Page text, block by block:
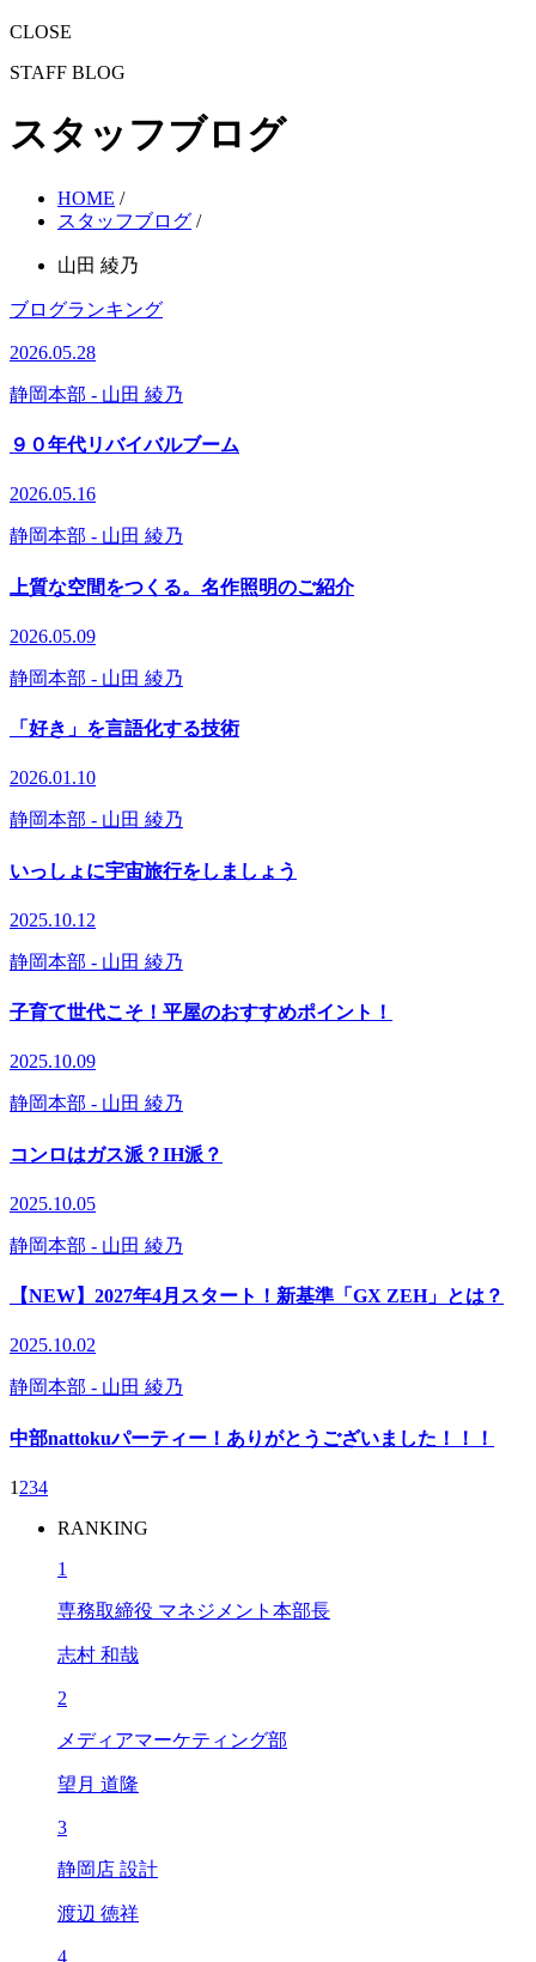
CLOSE
STAFF BLOG
スタッフブログ
HOME /
スタッフブログ /
山田 綾乃
ブログランキング
2026.05.28
静岡本部 - 山田 綾乃
９０年代リバイバルブーム
2026.05.16
静岡本部 - 山田 綾乃
上質な空間をつくる。名作照明のご紹介
2026.05.09
静岡本部 - 山田 綾乃
「好き」を言語化する技術
2026.01.10
静岡本部 - 山田 綾乃
いっしょに宇宙旅行をしましょう
2025.10.12
静岡本部 - 山田 綾乃
子育て世代こそ！平屋のおすすめポイント！
2025.10.09
静岡本部 - 山田 綾乃
コンロはガス派？IH派？
2025.10.05
静岡本部 - 山田 綾乃
【NEW】2027年4月スタート！新基準「GX ZEH」とは？
2025.10.02
静岡本部 - 山田 綾乃
中部nattokuパーティー！ありがとうございました！！！
1 234
RANKING
1
専務取締役 マネジメント本部長
志村 和哉
2
メディアマーケティング部
望月 道隆
3
静岡店 設計
渡辺 徳祥
4